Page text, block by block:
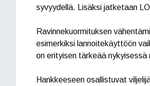
syvyydellä. Lisäksi jatketaan
Ravinnekuormituksen
esimerkiksi lannoitekäyttöön
on erityisen tärkeää
Hankkeeseen osallistuvat